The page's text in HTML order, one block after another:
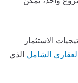
الاستثمار
الشامل الذي